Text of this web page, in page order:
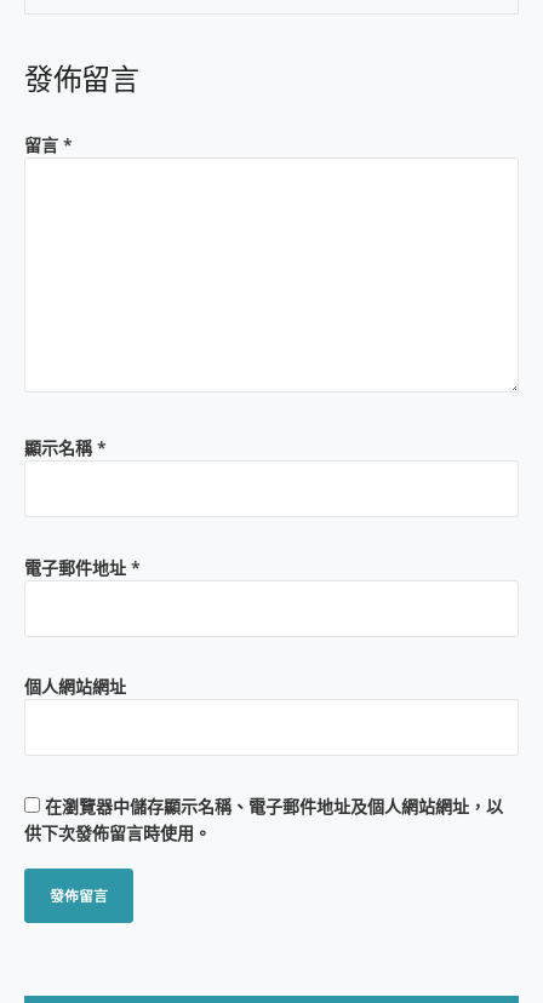
發佈留言
留言 *
顯示名稱*
電子郵件地址 *
個人網站網址
在瀏覽器中儲存顯示名稱、電子郵件地址及個人網站網址，以
供下次發佈留言時使用。